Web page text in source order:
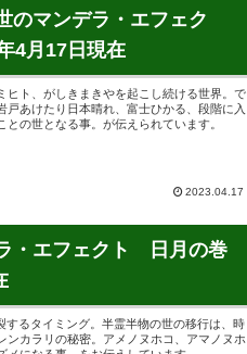
のマンデラ・エフェク
月17日現在
ヒト、がしきまきやを起こし続ける世界。で
あけたり日本晴れ、富士ひかる、段階に入
の世となる事。が伝えられています。
2023.04.17
・エフェクト 日月の巻
るタイミング。半霊半物の世の移行は、時
カラリの秘密。アメノヌホコ、アマノヌホ